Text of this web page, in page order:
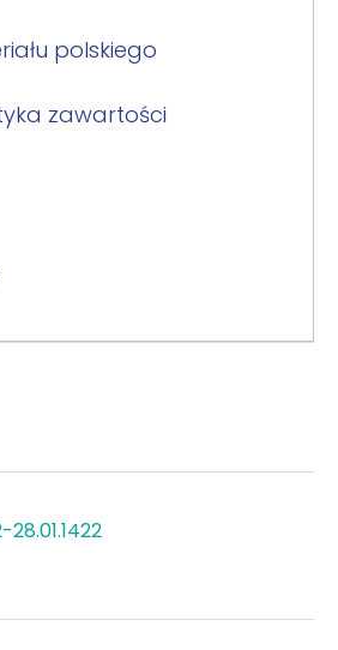
polskiego
zawartości
28.01.1422